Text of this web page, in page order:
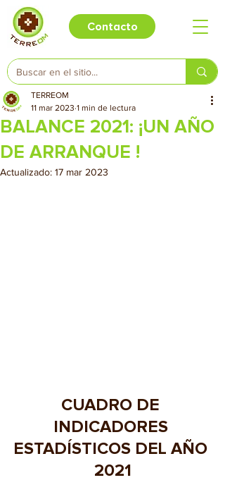
Contacto
BALANCE 2021: ¡UN AÑO
DE ARRANQUE !
TERREOM
11 mar 2023 1 min de lectura
Actualizado: 17 mar 2023
CUADRO DE
INDICADORES
ESTADÍSTICOS DEL AÑO
2021